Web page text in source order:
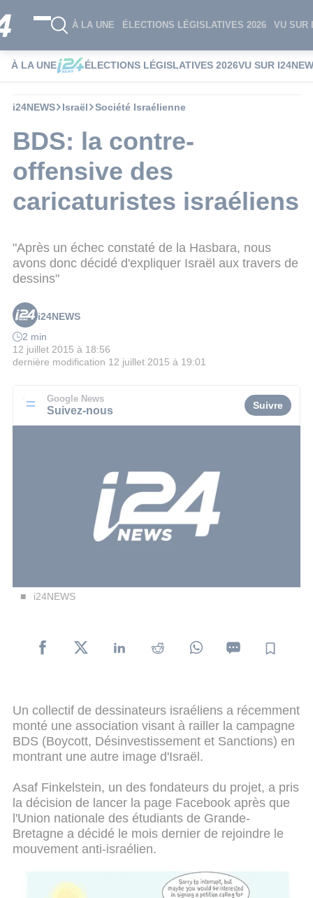
À LA UNE ÉLECTIONS LÉGISLATIVES 2026 VU SUR
À LA UNE ÉLECTIONS LÉGISLATIVES 2026VU SUR
i24NEWS Israël Société Israélienne
BDS: la contre-
offensive des
caricaturistes israéliens
"Après un échec constaté de la Hasbara, nous
avons donc décidé d'expliquer Israël aux travers de
dessins"
i24NEWS
2 min
12 juillet 2015 à 18:56
dernière modification 12 juillet 2015 à 19:01
Google News
Suivez-nous Suivre
i24NEWS
Un collectif de dessinateurs israéliens a récemment
monté une association visant à railler la campagne
BDS (Boycott, Désinvestissement et Sanctions) en
montrant une autre image d'Israël.
Asaf Finkelstein, un des fondateurs du projet, a pris
la décision de lancer la page Facebook après que
l'Union nationale des étudiants de Grande-
Bretagne a décidé le mois dernier de rejoindre le
mouvement anti-israélien.